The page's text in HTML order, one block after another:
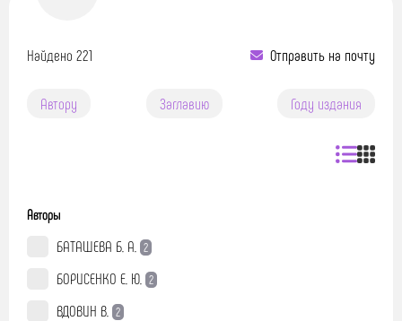
Найдено 221 Отправить на почту
Автору Заглавию Году издания
Авторы
БАТАШЕВА Б. А. 2
БОРИСЕНКО Е. Ю. 2
ВДОВИН В. 2